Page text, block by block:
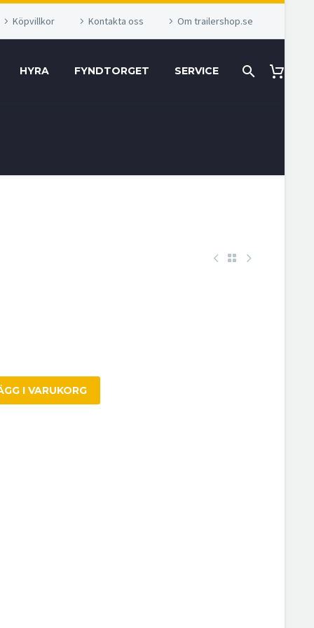
Köpvillkor Kontakta oss Om trailershop.se
HYRA FYNDTORGET SERVICE
I VARUKORG